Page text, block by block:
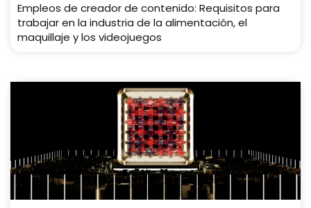
Empleos de creador de contenido: Requisitos para
trabajar en la industria de la alimentación, el
maquillaje y los videojuegos